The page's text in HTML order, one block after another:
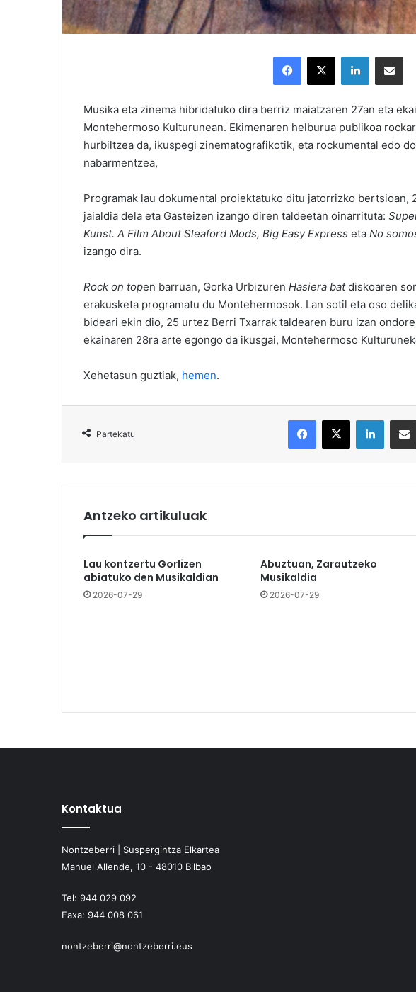
Musika eta zinema hibridatuko dira berriz maiatzaren 27an eta
Montehermoso Kulturunean. Ekimenaren helburua publikoa
hurbiltzea da, ikuspegi zinematografikotik, eta rockumental edo
nabarmentzea,
Programak lau dokumental proiektatuko ditu jatorrizko bertsioan,
jaialdia dela eta Gasteizen izango diren taldeetan oinarrituta:
Kunst. A Film About Sleaford Mods, Big Easy Express eta No
izango dira.
Rock on topen barruan, Gorka Urbizuren Hasiera batdiskoaren
erakusketa programatu du Montehermosok. Lan sotil eta oso
bideari ekin dio, 25 urtez Berri Txarrak taldearen buru izan
ekainaren 28ra arte egongo da ikusgai, Montehermoso
Xehetasun guztiak, hemen.
Partekatu
Antzeko artikuluak
Lau kontzertu Gorlizen
abiatuko den Musikaldian
2026-07-29
Abuztuan, Zarautzeko
Musikaldia
2026-07-29
Kontaktua
Nontzeberri | Suspergintza Elkartea
Manuel Allende, 10 - 48010 Bilbao
Tel: 944 029 092
Faxa: 944 008 061
nontzeberri@nontzeberri.eus